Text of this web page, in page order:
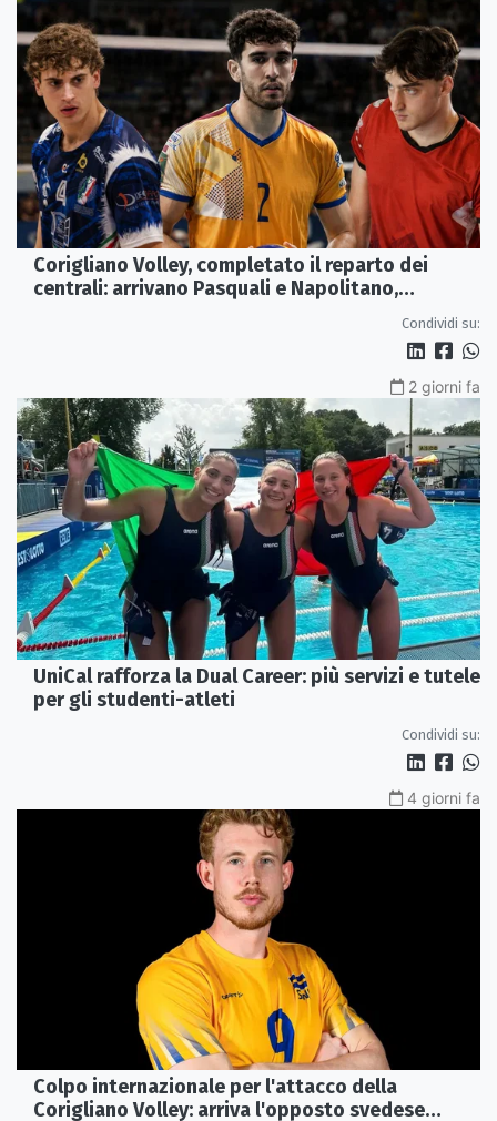
Corigliano Volley, completato il reparto dei
centrali: arrivano Pasquali e Napolitano,
Condividi su:
2 giorni fa
UniCal rafforza la Dual Career: più servizi e tutele
per gli studenti-atleti
Condividi su:
4 giorni fa
Colpo internazionale per l'attacco della
Corigliano Volley: arriva l'opposto svedese